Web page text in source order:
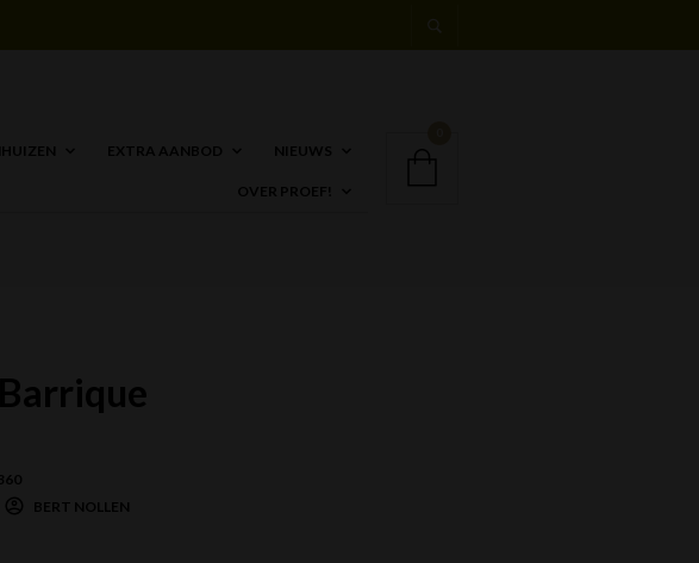
EXTRA AANBOD NIEUWS
OVER PROEF!
BERT NOLLEN